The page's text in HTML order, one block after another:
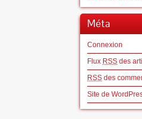
Méta
Connexion
Flux RSS des
RSS des
Site de